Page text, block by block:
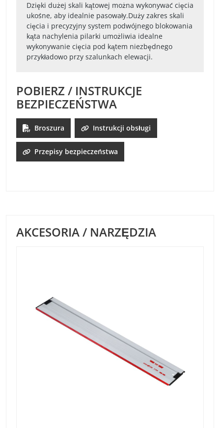
Dzięki dużej skali kątowej można wykonywać cięcia
ukośne, aby idealnie pasowały.Duży zakres skali
cięcia i precyzyjny system podwójnego blokowania
kąta nachylenia pilarki umożliwia idealne
wykonywanie cięcia pod kątem niezbędnego
przykładowo przy szalunkach elewacji.
POBIERZ / INSTRUKCJE
BEZPIECZEŃSTWA
Broszura Instrukcji obsługi
Przepisy bezpieczeństwa
AKCESORIA / NARZĘDZIA